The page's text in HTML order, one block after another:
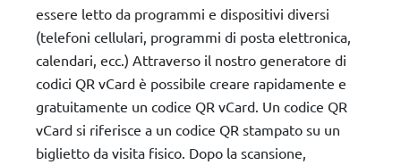
essere letto da programmi e dispositivi diversi
(telefoni cellulari, programmi di posta elettronica,
calendari, ecc.) Attraverso il nostro generatore di
codici QR vCard è possibile creare rapidamente e
gratuitamente un codice QR vCard. Un codice QR
vCard si riferisce a un codice QR stampato su un
biglietto da visita fisico. Dopo la scansione,